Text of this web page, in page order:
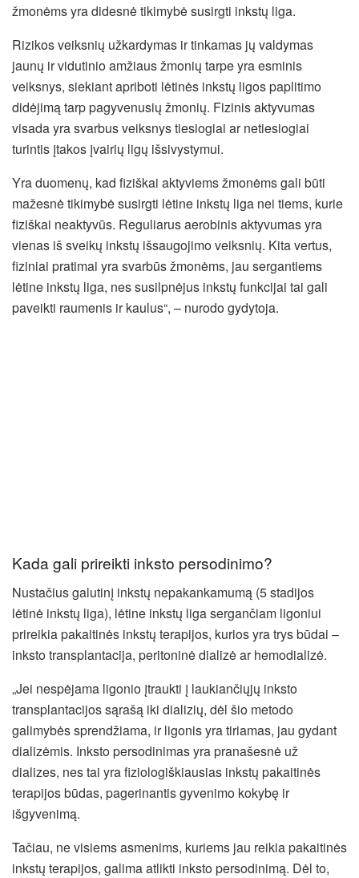
žmonėms yra didesnė tikimybė susirgti inkstų liga.
Rizikos veiksnių užkardymas ir tinkamas jų valdymas
jaunų ir vidutinio amžiaus žmonių tarpe yra esminis
veiksnys, siekiant apriboti lėtinės inkstų ligos paplitimo
didėjimą tarp pagyvenusių žmonių. Fizinis aktyvumas
visada yra svarbus veiksnys tiesiogiai ar netiesiogiai
turintis įtakos įvairių ligų išsivystymui.
Yra duomenų, kad fiziškai aktyviems žmonėms gali būti
mažesnė tikimybė susirgti lėtine inkstų liga nei tiems, kurie
fiziškai neaktyvūs. Reguliarus aerobinis aktyvumas yra
vienas iš sveikų inkstų išsaugojimo veiksnių. Kita vertus,
fiziniai pratimai yra svarbūs žmonėms, jau sergantiems
lėtine inkstų liga, nes susilpnėjus inkstų funkcijai tai gali
paveikti raumenis ir kaulus“, – nurodo gydytoja.
Kada gali prireikti inksto persodinimo?
Nustačius galutinį inkstų nepakankamumą (5 stadijos
lėtinė inkstų liga), lėtine inkstų liga sergančiam ligoniui
prireikia pakaitinės inkstų terapijos, kurios yra trys būdai –
inksto transplantacija, peritoninė dializė ar hemodializė.
„Jei nespėjama ligonio įtraukti į laukiančiųjų inksto
transplantacijos sąrašą iki dializių, dėl šio metodo
galimybės sprendžiama, ir ligonis yra tiriamas, jau gydant
dializėmis. Inksto persodinimas yra pranašesnė už
dializes, nes tai yra fiziologiškiausias inkstų pakaitinės
terapijos būdas, pagerinantis gyvenimo kokybę ir
išgyvenimą.
Tačiau, ne visiems asmenims, kuriems jau reikia pakaitinės
inkstų terapijos, galima atlikti inksto persodinimą. Dėl to,